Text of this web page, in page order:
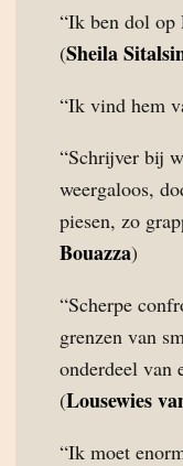
“Ik ben dol op
(Sheila
“Ik vind hem
“Schrijver bij
weergaloos,
piesen, zo
Bouazza)
“Scherpe
grenzen van
onderdeel van
(Lousewies
“Ik moet